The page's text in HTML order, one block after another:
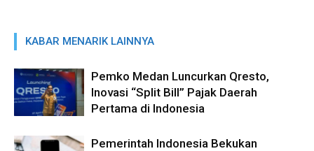
KABAR MENARIK LAINNYA
Pemko Medan Luncurkan Qresto,
Inovasi “Split Bill” Pajak Daerah
Pertama di Indonesia
Pemerintah Indonesia Bekukan